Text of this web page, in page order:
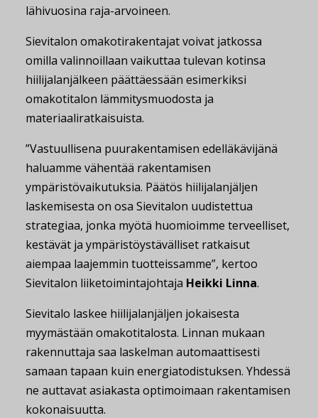
lähivuosina raja-arvoineen.
Sievitalon omakotirakentajat voivat jatkossa
omilla valinnoillaan vaikuttaa tulevan kotinsa
hiilijalanjälkeen päättäessään esimerkiksi
omakotitalon lämmitysmuodosta ja
materiaaliratkaisuista.
”Vastuullisena puurakentamisen edelläkävijänä
haluamme vähentää rakentamisen
ympäristövaikutuksia. Päätös hiilijalanjäljen
laskemisesta on osa Sievitalon uudistettua
strategiaa, jonka myötä huomioimme terveelliset,
kestävät ja ympäristöystävälliset ratkaisut
aiempaa laajemmin tuotteissamme”, kertoo
Sievitalon liiketoimintajohtaja Heikki Linna.
Sievitalo laskee hiilijalanjäljen jokaisesta
myymästään omakotitalosta. Linnan mukaan
rakennuttaja saa laskelman automaattisesti
samaan tapaan kuin energiatodistuksen. Yhdessä
ne auttavat asiakasta optimoimaan rakentamisen
kokonaisuutta.